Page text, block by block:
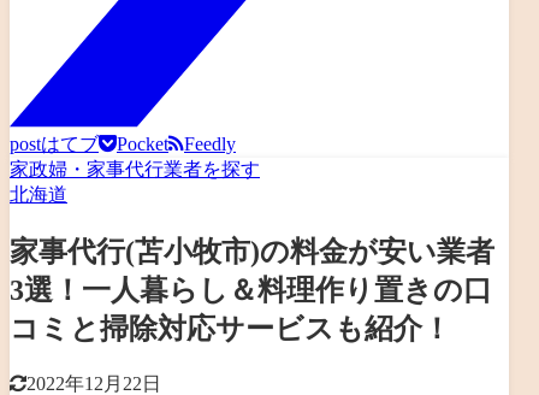
postはてブ Pocket
Feedly
家政婦・家事代行業者を探す
北海道
家事代行(苫小牧市)の料金が安い業者
3選！一人暮らし＆料理作り置きの口
コミと掃除対応サービスも紹介！
2022年12月22日